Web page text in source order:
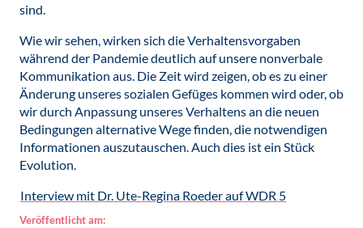
sind.
Wie wir sehen, wirken sich die Verhaltensvorgaben
während der Pandemie deutlich auf unsere nonverbale
Kommunikation aus. Die Zeit wird zeigen, ob es zu einer
Änderung unseres sozialen Gefüges kommen wird oder, ob
wir durch Anpassung unseres Verhaltens an die neuen
Bedingungen alternative Wege finden, die notwendigen
Informationen auszutauschen. Auch dies ist ein Stück
Evolution.
Interview mit Dr. Ute-Regina Roeder auf WDR 5
Veröffentlicht am: